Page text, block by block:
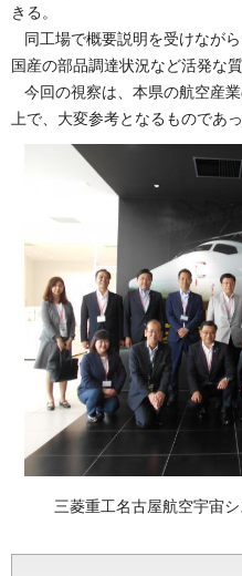
きる。
同工場で概要説明を受けなが
国産の部品調達状況など活発な
今回の視察は、本県の航空産
上で、大変参考となるものであっ
三菱重工名古屋航空宇宙